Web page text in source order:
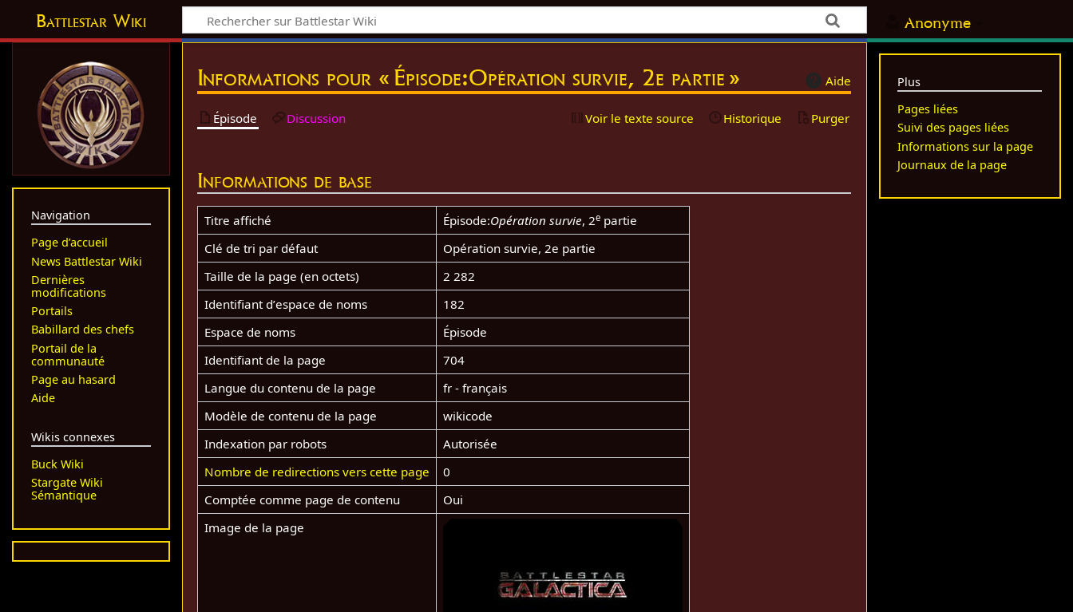
Anonyme
Battlestar Wiki
Aide
Informations pour « Épisode:Opération survie, 2e partie »
Épisode Discussion Voir le texte source Historique Purger
Informations de base
Titre affiché Épisode:Opération survie, 2epartie
Clé de tri par défaut
Opération survie, 2e partie
Taille de la page (en octets)
2 282
Identifiant dʼespace de noms
182
Espace de noms
Épisode
Identifiant de la page
704
Langue du contenu de la page
fr - français
Modèle de contenu de la page
wikicode
Indexation par robots
Autorisée
Nombre de redirections vers cette page
0
Comptée comme page de contenu
Oui
Image de la page
Navigation
Page d’accueil
News Battlestar Wiki
Dernières
modifications
Portails
Babillard des chefs
Portail de la
communauté
Page au hasard
Aide
Wikis connexes
Buck Wiki
Stargate Wiki
Sémantique
Plus
Pages liées
Suivi des pages liées
Informations sur la page
Journaux de la page